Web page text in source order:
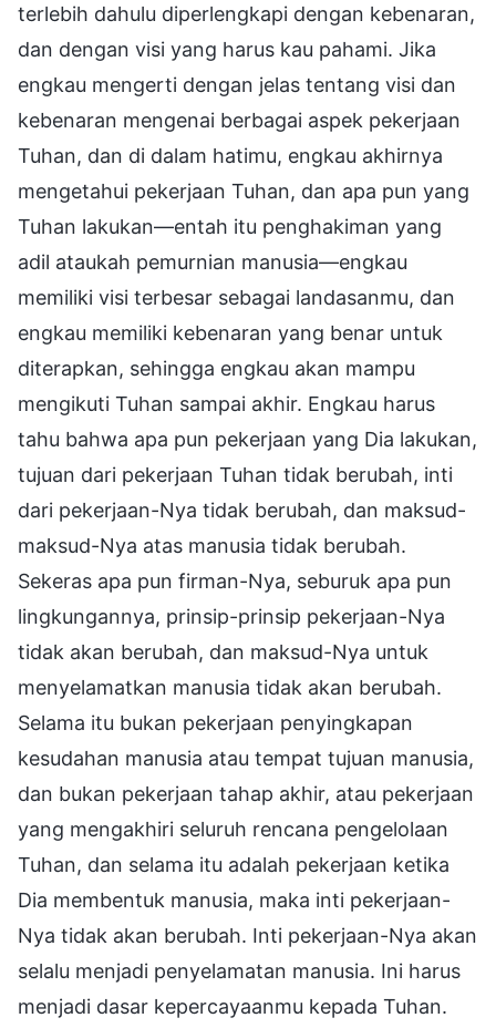
terlebih dahulu diperlengkapi dengan kebenaran,
dan dengan visi yang harus kau pahami. Jika
engkau mengerti dengan jelas tentang visi dan
kebenaran mengenai berbagai aspek pekerjaan
Tuhan, dan di dalam hatimu, engkau akhirnya
mengetahui pekerjaan Tuhan, dan apa pun yang
Tuhan lakukan—entah itu penghakiman yang
adil ataukah pemurnian manusia—engkau
memiliki visi terbesar sebagai landasanmu, dan
engkau memiliki kebenaran yang benar untuk
diterapkan, sehingga engkau akan mampu
mengikuti Tuhan sampai akhir. Engkau harus
tahu bahwa apa pun pekerjaan yang Dia lakukan,
tujuan dari pekerjaan Tuhan tidak berubah, inti
dari pekerjaan-Nya tidak berubah, dan maksud-
maksud-Nya atas manusia tidak berubah.
Sekeras apa pun firman-Nya, seburuk apa pun
lingkungannya, prinsip-prinsip pekerjaan-Nya
tidak akan berubah, dan maksud-Nya untuk
menyelamatkan manusia tidak akan berubah.
Selama itu bukan pekerjaan penyingkapan
kesudahan manusia atau tempat tujuan manusia,
dan bukan pekerjaan tahap akhir, atau pekerjaan
yang mengakhiri seluruh rencana pengelolaan
Tuhan, dan selama itu adalah pekerjaan ketika
Dia membentuk manusia, maka inti pekerjaan-
Nya tidak akan berubah. Inti pekerjaan-Nya akan
selalu menjadi penyelamatan manusia. Ini harus
menjadi dasar kepercayaanmu kepada Tuhan.